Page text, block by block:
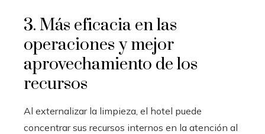
3. Más eficacia en las
operaciones y mejor
aprovechamiento de los
recursos
Al externalizar la limpieza, el hotel puede
concentrar sus recursos internos en la atención al